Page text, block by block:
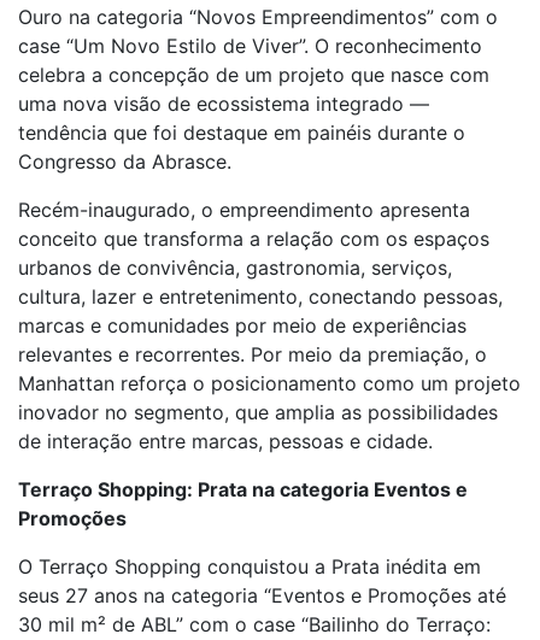
Ouro na categoria “Novos Empreendimentos” com o
case “Um Novo Estilo de Viver”. O reconhecimento
celebra a concepção de um projeto que nasce com
uma nova visão de ecossistema integrado —
tendência que foi destaque em painéis durante o
Congresso da Abrasce.
Recém-inaugurado, o empreendimento apresenta
conceito que transforma a relação com os espaços
urbanos de convivência, gastronomia, serviços,
cultura, lazer e entretenimento, conectando pessoas,
marcas e comunidades por meio de experiências
relevantes e recorrentes. Por meio da premiação, o
Manhattan reforça o posicionamento como um projeto
inovador no segmento, que amplia as possibilidades
de interação entre marcas, pessoas e cidade.
Terraço Shopping: Prata na categoria Eventos e
Promoções
O Terraço Shopping conquistou a Prata inédita em
seus 27 anos na categoria “Eventos e Promoções até
30 mil m² de ABL” com o case “Bailinho do Terraço: